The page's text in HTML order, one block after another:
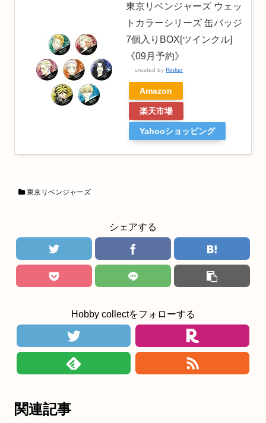
東京リベンジャーズ ウェッ
トカラーシリーズ 缶バッジ
7個入りBOX[ツインクル]
《09月予約》
created by Rinker
Amazon
楽天市場
Yahooショッピング
東京リベンジャーズ
シェアする
Hobby collectをフォローする
関連記事